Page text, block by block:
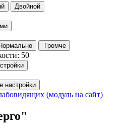
Двойной
Громче
50
настройки
(модуль на сайт)